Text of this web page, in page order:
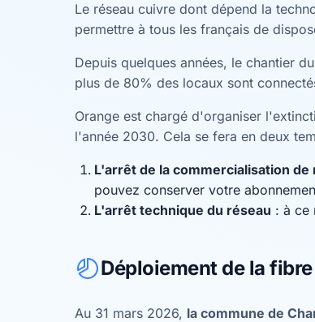
Le réseau cuivre dont dépend la
permettre à tous les français de
Depuis quelques années, le chantier
plus de 80% des locaux sont
Orange est chargé d'organiser
l'année 2030. Cela se fera en deux
L'arrêt de la commercialisation
pouvez conserver votre
L'arrêt technique du réseau : à ce
Déploiement de la
Au 31 mars 2026, la commune de